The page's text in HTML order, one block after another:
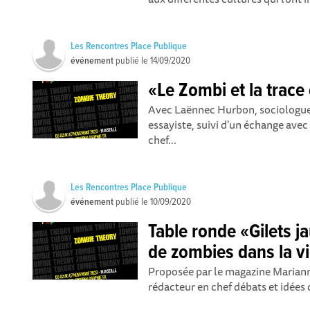
Les Rencontres Place Publique
événement publié le14/09/2020
«Le Zombi et la
Avec Laënnec Hurbon,
essayiste, suivi d'un échange
chef...
Les Rencontres Place Publique
événement publié le10/09/2020
Table ronde «Gilets
de zombies dans la
Proposée par le magazine
rédacteur en chef débats et idées